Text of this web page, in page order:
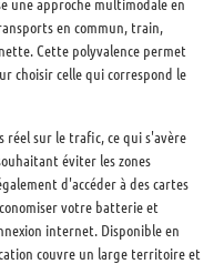
en commun, train,
Cette polyvalence permet
choisir celle qui correspond le
sur le trafic, ce qui s'avère
éviter les zones
d'accéder à des cartes
votre batterie et
internet. Disponible en
couvre un large territoire et